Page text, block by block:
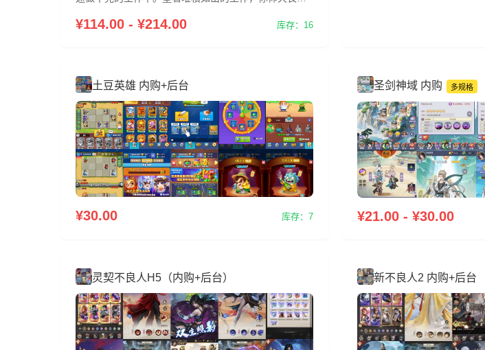
¥114.00 - ¥214.00 库存：16
土豆英雄 内购+后台
¥30.00 库存：7
圣剑神域 内购 多规格
¥21.00 - ¥30.00
灵契不良人H5（内购+后台） 新不良人2 内购+后台